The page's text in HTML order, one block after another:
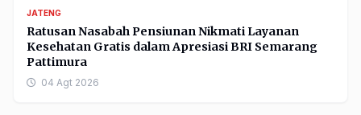
JATENG
Ratusan Nasabah Pensiunan Nikmati Layanan
Kesehatan Gratis dalam Apresiasi BRI Semarang
Pattimura
04 Agt 2026